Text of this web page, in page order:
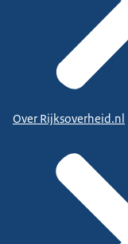
Over Rijksoverheid.nl